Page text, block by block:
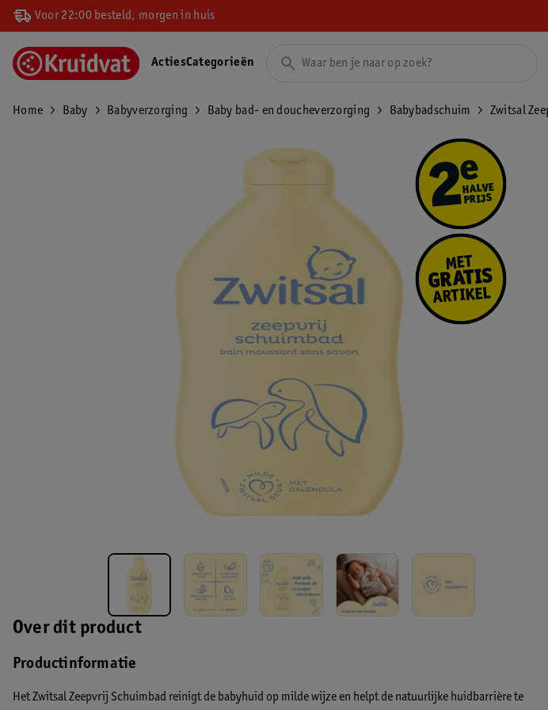
Voor 22:00 besteld, morgen in huis
ActiesCategorieën
Home Baby Babyverzorging Baby bad- en doucheverzorging Babybadschuim Zwitsal
Over dit product
Productinformatie
Het Zwitsal Zeepvrij Schuimbad reinigt de babyhuid op milde wijze en helpt de natuurlijke huidbarrière te